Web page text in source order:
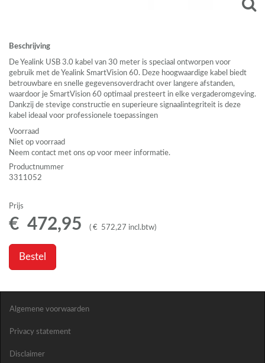
Beschrijving
De Yealink USB 3.0 kabel van 30 meter is speciaal ontworpen voor
gebruik met de Yealink SmartVision 60. Deze hoogwaardige kabel biedt
betrouwbare en snelle gegevensoverdracht over langere afstanden,
waardoor je SmartVision 60 optimaal presteert in elke vergaderomgeving.
Dankzij de stevige constructie en superieure signaalintegriteit is deze
kabel ideaal voor professionele toepassingen
Voorraad
Niet op voorraad
Neem contact met ons op voor meer informatie.
Productnummer
3311052
Prijs
€ 472,95 ( € 572,27 incl.btw)
Bestel
Algemene voorwaarden
Privacy statement
Disclaimer